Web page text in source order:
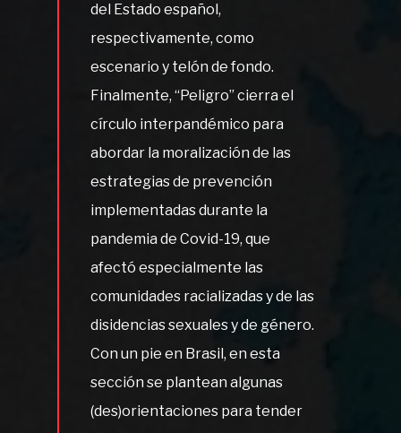
del Estado español,
respectivamente, como
escenario y telón de fondo.
Finalmente, “Peligro” cierra el
círculo interpandémico para
abordar la moralización de las
estrategias de prevención
implementadas durante la
pandemia de Covid-19, que
afectó especialmente las
comunidades racializadas y de las
disidencias sexuales y de género.
Con un pie en Brasil, en esta
sección se plantean algunas
(des)orientaciones para tender